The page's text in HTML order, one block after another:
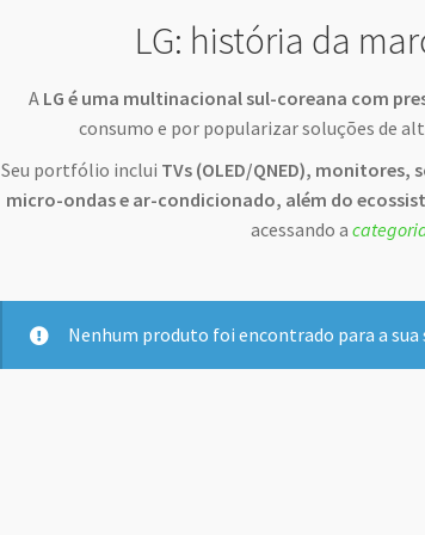
LG: história da
A LG é uma multinacional sul-coreana com
consumo e por popularizar soluções de
Seu portfólio inclui TVs (OLED/QNED),
micro-ondas e ar-condicionado, além do
acessando a
Nenhum produto foi encontrado para a sua